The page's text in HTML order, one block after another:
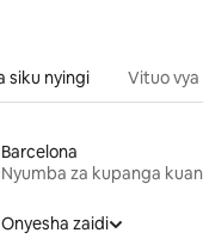
siku nyingi Vituo
Barcelona
Onyesha zaidi